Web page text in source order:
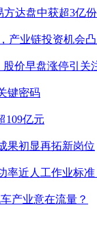
达盘中获超3亿
产业链投资机会凸
价早盘涨停引关
键密码
109亿元
果初显再拓新岗位
率近人工作业标
产业意在流量？